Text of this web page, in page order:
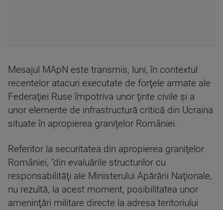
Mesajul MApN este transmis, luni, în contextul
recentelor atacuri executate de forţele armate ale
Federaţiei Ruse împotriva unor ţinte civile şi a
unor elemente de infrastructură critică din Ucraina
situate în apropierea graniţelor României.
Referitor la securitatea din apropierea graniţelor
României, "din evaluările structurilor cu
responsabilităţi ale Ministerului Apărării Naţionale,
nu rezultă, la acest moment, posibilitatea unor
ameninţări militare directe la adresa teritoriului